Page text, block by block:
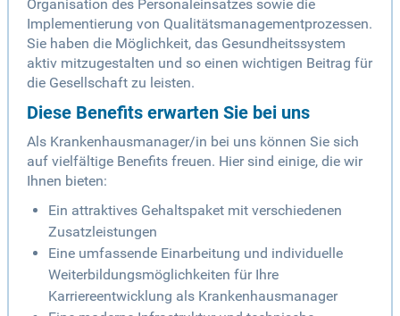
Organisation des Personaleinsatzes sowie die
Implementierung von Qualitätsmanagementprozessen.
Sie haben die Möglichkeit, das Gesundheitssystem
aktiv mitzugestalten und so einen wichtigen Beitrag für
die Gesellschaft zu leisten.
Diese Benefits erwarten Sie bei uns
Als Krankenhausmanager/in bei uns können Sie sich
auf vielfältige Benefits freuen. Hier sind einige, die wir
Ihnen bieten:
Ein attraktives Gehaltspaket mit verschiedenen
Zusatzleistungen
Eine umfassende Einarbeitung und individuelle
Weiterbildungsmöglichkeiten für Ihre
Karriereentwicklung als Krankenhausmanager